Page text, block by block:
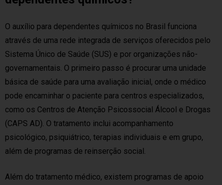
O auxílio para dependentes químicos no Brasil funciona
através de uma rede integrada de serviços oferecidos pelo
Sistema Único de Saúde (SUS) e por organizações não-
governamentais. O primeiro passo é procurar uma unidade
básica de saúde para uma avaliação inicial, onde o médico
pode encaminhar o paciente para centros especializados,
como os Centros de Atenção Psicossocial Álcool e Drogas
(CAPS AD). O tratamento inclui acompanhamento
psicológico, psiquiátrico, terapias individuais e em grupo,
além de programas de reinserção social.
Além do tratamento médico, existem programas de apoio